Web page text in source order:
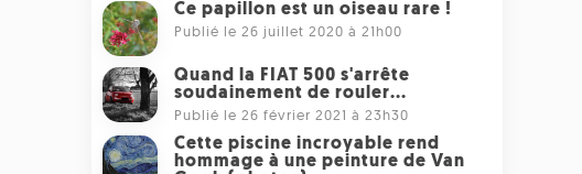
Ce papillon est un oiseau rare !
Publié le 26 juillet 2020 à 21h00
Quand la FIAT 500 s'arrête
soudainement de rouler...
Publié le 26 février 2021 à 23h30
Cette piscine incroyable rend
hommage à une peinture de Van